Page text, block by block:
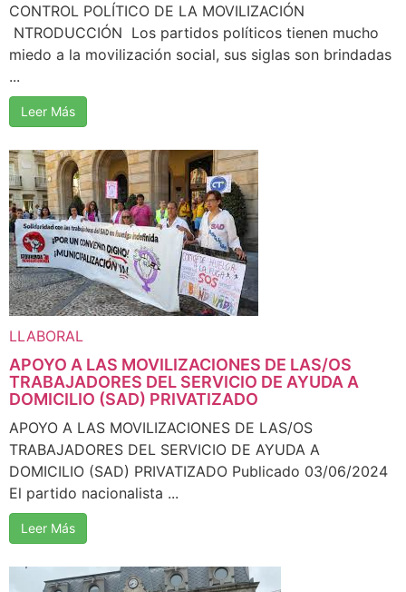
CONTROL POLÍTICO DE LA MOVILIZACIÓN
NTRODUCCIÓN Los partidos políticos tienen mucho
miedo a la movilización social, sus siglas son brindadas
...
Leer Más
LLABORAL
APOYO A LAS MOVILIZACIONES DE LAS/OS
TRABAJADORES DEL SERVICIO DE AYUDA A
DOMICILIO (SAD) PRIVATIZADO
APOYO A LAS MOVILIZACIONES DE LAS/OS
TRABAJADORES DEL SERVICIO DE AYUDA A
DOMICILIO (SAD) PRIVATIZADO Publicado 03/06/2024
El partido nacionalista ...
Leer Más